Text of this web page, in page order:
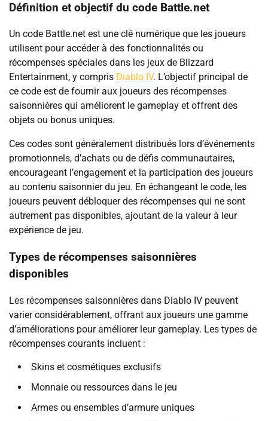
Définition et objectif du code Battle.net
Un code Battle.net est une clé numérique que les joueurs
utilisent pour accéder à des fonctionnalités ou
récompenses spéciales dans les jeux de Blizzard
Entertainment, y compris Diablo IV. L’objectif principal de
ce code est de fournir aux joueurs des récompenses
saisonnières qui améliorent le gameplay et offrent des
objets ou bonus uniques.
Ces codes sont généralement distribués lors d’événements
promotionnels, d’achats ou de défis communautaires,
encourageant l’engagement et la participation des joueurs
au contenu saisonnier du jeu. En échangeant le code, les
joueurs peuvent débloquer des récompenses qui ne sont
autrement pas disponibles, ajoutant de la valeur à leur
expérience de jeu.
Types de récompenses saisonnières
disponibles
Les récompenses saisonnières dans Diablo IV peuvent
varier considérablement, offrant aux joueurs une gamme
d’améliorations pour améliorer leur gameplay. Les types de
récompenses courants incluent :
Skins et cosmétiques exclusifs
Monnaie ou ressources dans le jeu
Armes ou ensembles d’armure uniques